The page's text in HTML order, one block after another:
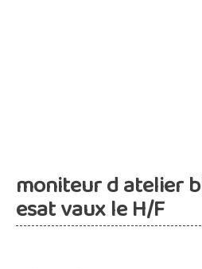
moniteur d atelier
esat vaux le H/F